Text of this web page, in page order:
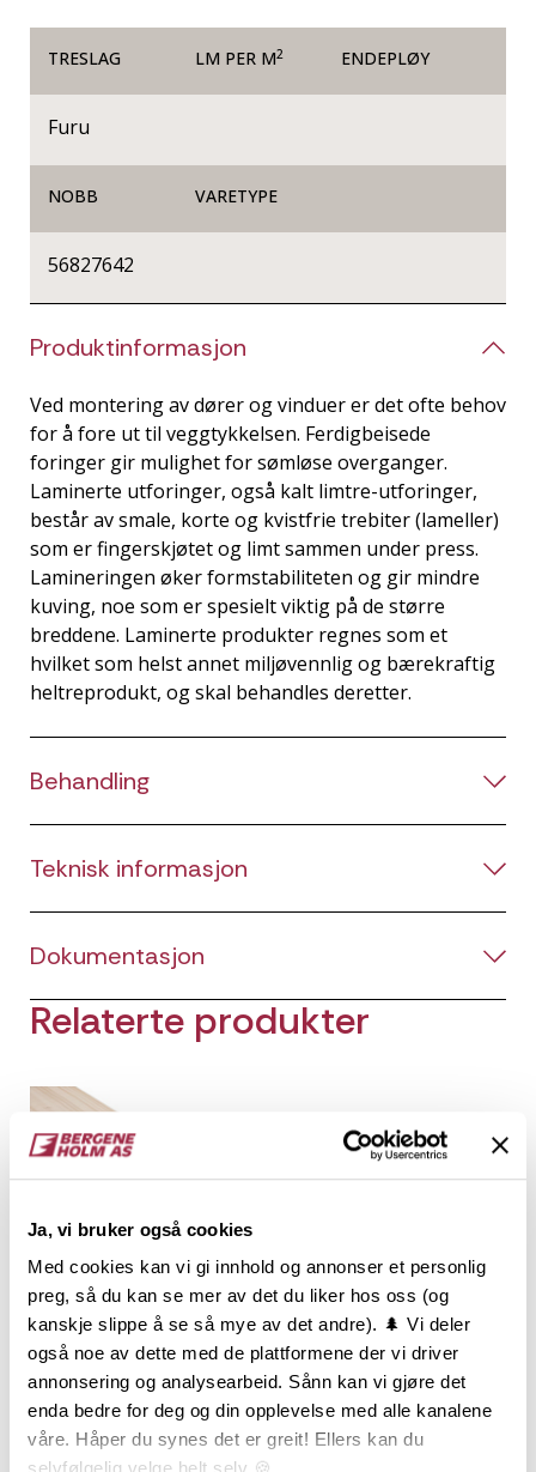
Ja, vi bruker også cookies
Med cookies kan vi gi innhold og annonser et personlig
preg, så du kan se mer av det du liker hos oss (og
kanskje slippe å se så mye av det andre). 🌲 Vi deler
også noe av dette med de plattformene der vi driver
annonsering og analysearbeid. Sånn kan vi gjøre det
enda bedre for deg og din opplevelse med alle kanalene
våre. Håper du synes det er greit! Ellers kan du
TRESLAG LM PER M2 ENDEPLØY
Furu
NOBB VARETYPE
56827642
Produktinformasjon
Ved montering av dører og vinduer er det ofte behov
for å fore ut til veggtykkelsen. Ferdigbeisede
foringer gir mulighet for sømløse overganger.
Laminerte utforinger, også kalt limtre-utforinger,
består av smale, korte og kvistfrie trebiter (lameller)
som er fingerskjøtet og limt sammen under press.
Lamineringen øker formstabiliteten og gir mindre
kuving, noe som er spesielt viktig på de større
breddene. Laminerte produkter regnes som et
hvilket som helst annet miljøvennlig og bærekraftig
heltreprodukt, og skal behandles deretter.
Behandling
Teknisk informasjon
Dokumentasjon
Relaterte produkter